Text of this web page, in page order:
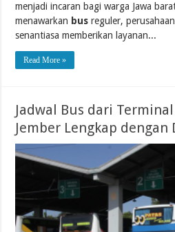
menjadi incaran bagi warga Jawa
menawarkan bus reguler,
senantiasa memberikan layanan...
Read More »
Jadwal Bus dari
Jember Lengkap dengan